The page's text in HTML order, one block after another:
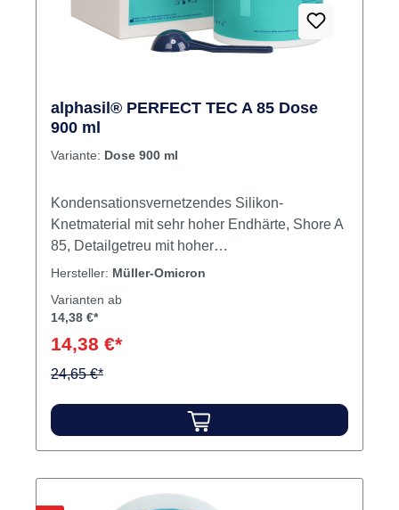
alphasil® PERFECT TEC A 85 Dose
900 ml
Variante: Dose 900 ml
Kondensationsvernetzendes Silikon-
Knetmaterial mit sehr hoher End­härte, Shore A
85, Detailgetreu mit hoher
Dimensionsstabilität, klebefrei, einfach zu
Z. B. geeig­net für Vorwälle bei Reparaturen
abfärbend. End­härte, Shore A 85, Farbe blau.
Inhalt Knetmaterial
Hersteller: Müller-Omicron
Varianten ab
14,38 €*
14,38 €*
24,65 €*